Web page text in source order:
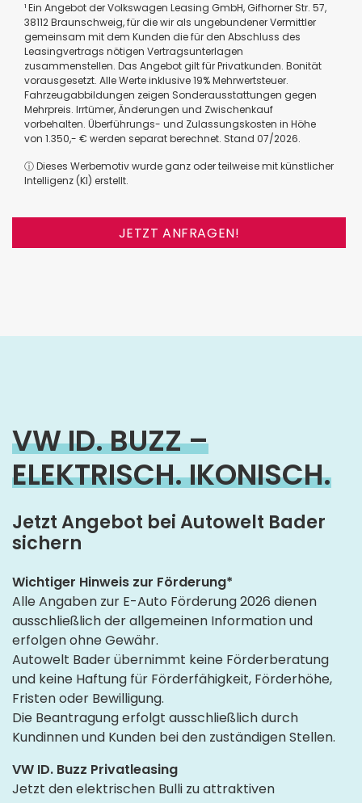
¹ Ein Angebot der Volkswagen Leasing GmbH, Gifhorner Str. 57,
38112 Braunschweig, für die wir als ungebundener Vermittler
gemeinsam mit dem Kunden die für den Abschluss des
Leasingvertrags nötigen Vertragsunterlagen
zusammenstellen. Das Angebot gilt für Privatkunden. Bonität
vorausgesetzt. Alle Werte inklusive 19% Mehrwertsteuer.
Fahrzeugabbildungen zeigen Sonderausstattungen gegen
Mehrpreis. Irrtümer, Änderungen und Zwischenkauf
vorbehalten. Überführungs- und Zulassungskosten in Höhe
von 1.350,- € werden separat berechnet. Stand 07/2026.
ⓘ Dieses Werbemotiv wurde ganz oder teilweise mit künstlicher
Intelligenz (KI) erstellt.
JETZT ANFRAGEN!
VW ID. BUZZ –
ELEKTRISCH. IKONISCH.
Jetzt Angebot bei Autowelt Bader
sichern
Wichtiger Hinweis zur Förderung*
Alle Angaben zur E-Auto Förderung 2026 dienen
ausschließlich der allgemeinen Information und
erfolgen ohne Gewähr.
Autowelt Bader übernimmt keine Förderberatung
und keine Haftung für Förderfähigkeit, Förderhöhe,
Fristen oder Bewilligung.
Die Beantragung erfolgt ausschließlich durch
Kundinnen und Kunden bei den zuständigen Stellen.
VW ID. Buzz Privatleasing
Jetzt den elektrischen Bulli zu attraktiven